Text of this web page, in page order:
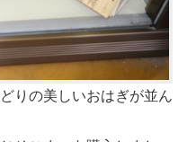
りの美しいおはぎが並ん